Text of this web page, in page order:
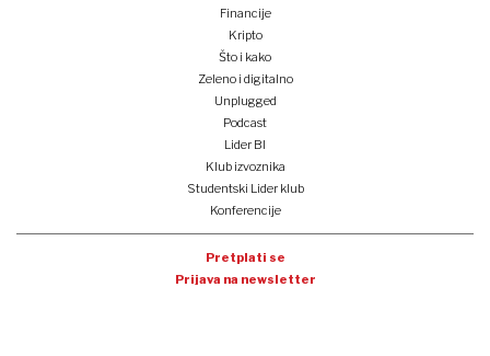
Financije
Kripto
Što i kako
Zeleno i digitalno
Unplugged
Podcast
Lider BI
Klub izvoznika
Studentski Lider klub
Konferencije
Pretplati se
Prijava na newsletter